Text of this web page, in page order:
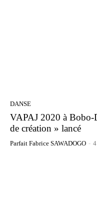
DANSE
VAPAJ 2020 à Bobo-
de création » lancé
Parfait Fabrice SAWADOGO -